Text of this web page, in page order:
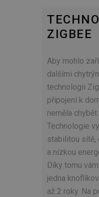
ZIGBEE
Aby mohlo
dalšími
technologii
připojení k
neměla
Technologie
stabilitou sítě,
a nízkou
Díky tomu
jedna
až 2 roky. Na